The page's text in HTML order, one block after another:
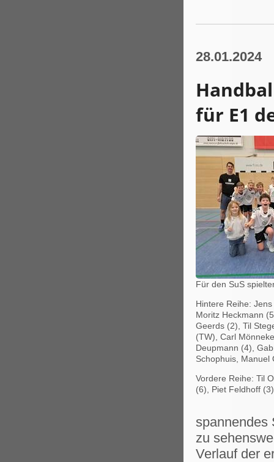
28.01.2024
für E1
Für den SuS
Hintere Reihe:
Moritz Heckmann
Geerds (2), Til
(TW), Carl
Deupmann (4),
Schophuis, Manuel
Vordere Reihe: Til
(6), Piet Feldhoff
spannendes
zu
Verlauf der